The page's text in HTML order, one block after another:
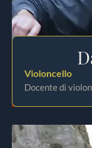
Violoncello
Docente di